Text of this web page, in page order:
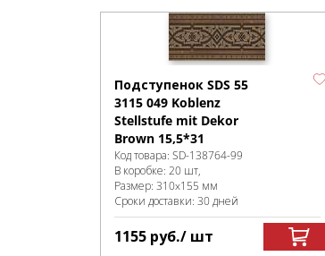
Подступенок SDS 55
3115 049 Koblenz
Stellstufe mit Dekor
Brown 15,5*31
Код товара: SD-138764-99
В коробке: 20 шт,
Размер: 310x155 мм
Сроки доставки: 30 дней
1155 руб./ шт